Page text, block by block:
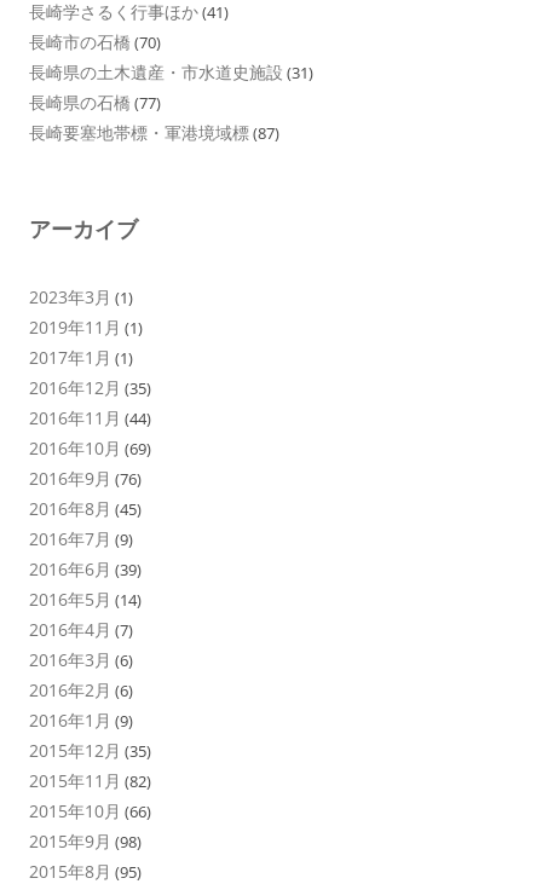
長崎学さるく行事ほか(41)
長崎市の石橋 (70)
長崎県の土木遺産・市水道史施設 (31)
長崎県の石橋 (77)
長崎要塞地帯標・軍港境域標(87)
アーカイブ
2023年3月 (1)
2019年11月 (1)
2017年1月 (1)
2016年12月 (35)
2016年11月 (44)
2016年10月 (69)
2016年9月 (76)
2016年8月 (45)
2016年7月 (9)
2016年6月 (39)
2016年5月 (14)
2016年4月 (7)
2016年3月 (6)
2016年2月 (6)
2016年1月 (9)
2015年12月 (35)
2015年11月 (82)
2015年10月 (66)
2015年9月 (98)
2015年8月 (95)